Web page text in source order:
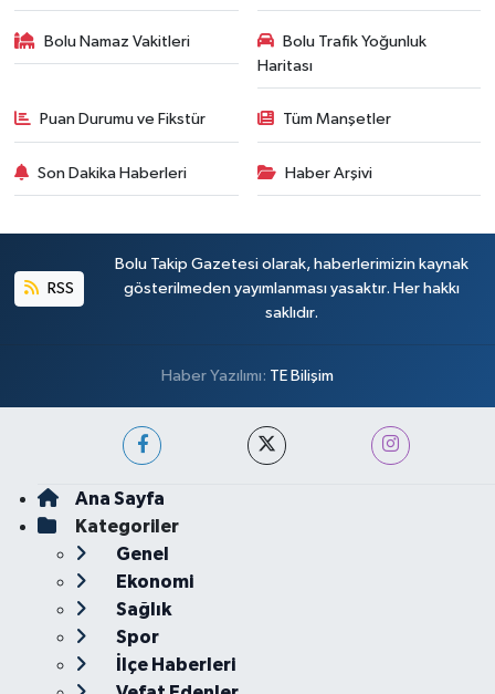
Bolu Namaz Vakitleri
Bolu Trafik Yoğunluk
Haritası
Puan Durumu ve Fikstür Tüm Manşetler
Son Dakika Haberleri Haber Arşivi
RSS
Bolu Takip Gazetesi olarak, haberlerimizin kaynak
gösterilmeden yayımlanması yasaktır. Her hakkı
saklıdır.
Haber Yazılımı: TE Bilişim
Ana Sayfa
Kategoriler
Genel
Ekonomi
Sağlık
Spor
İlçe Haberleri